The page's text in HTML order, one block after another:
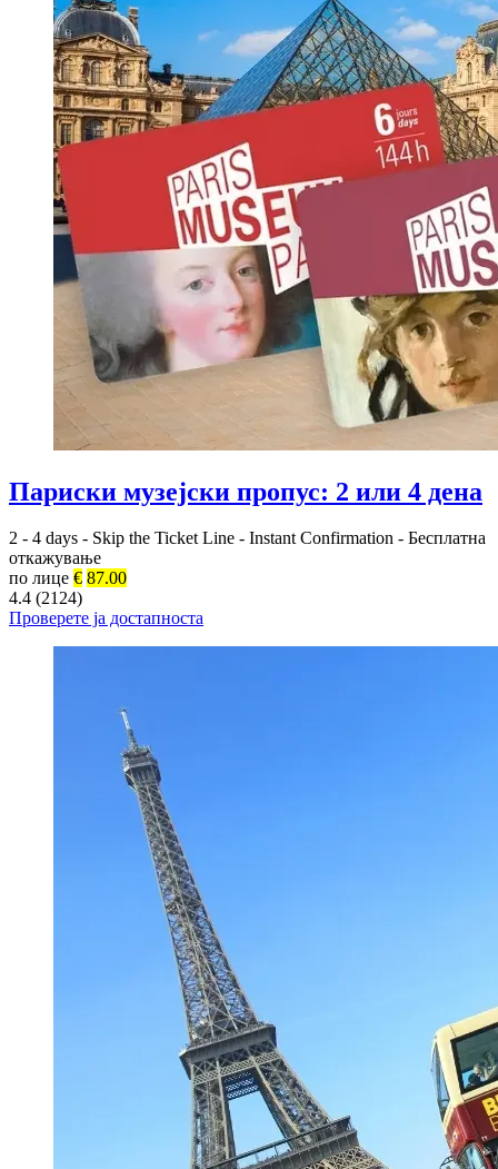
Париски музејски пропус: 2 или 4 дена
2 - 4 days - Skip the Ticket Line - Instant Confirmation - Бесплатна
откажување
по лице € 87.00
4.4 (2124)
Проверете ја достапноста